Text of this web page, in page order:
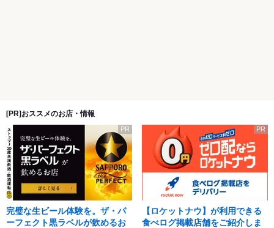
[PR]おススメのお店・情報
PR
完璧な生ビール体験を。ザ・パ
ーフェクト黒ラベルが飲めるお
PR
【ロケットナウ】が利用できる
食べログ掲載店舗をご紹介しま